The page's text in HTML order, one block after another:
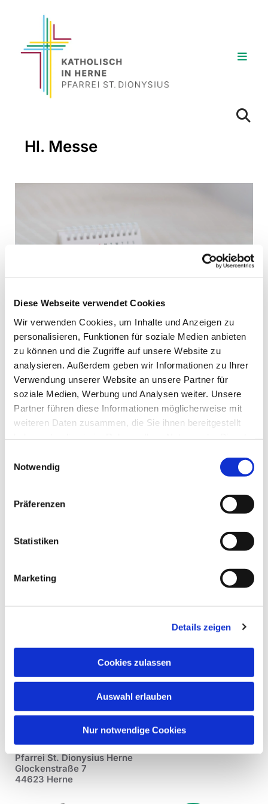
Diese Webseite verwendet Cookies
Wir verwenden Cookies, um Inhalte und Anzeigen zu
personalisieren, Funktionen für soziale Medien anbieten
zu können und die Zugriffe auf unsere Website zu
analysieren. Außerdem geben wir Informationen zu Ihrer
Verwendung unserer Website an unsere Partner für
soziale Medien, Werbung und Analysen weiter. Unsere
Partner führen diese Informationen möglicherweise mit
weiteren Daten zusammen, die Sie ihnen bereitgestellt
Notwendig
Präferenzen
Statistiken
Marketing
Details zeigen
Cookies zulassen
Auswahl erlauben
Nur notwendige Cookies
Hl. Messe
Sonntag, 12. September 2027,
11:30 Uhr
St. Peter und Paul, Kirchstr. 70,
44627 Herne
Pfarrei St. Dionysius Herne
Glockenstraße 7
44623 Herne